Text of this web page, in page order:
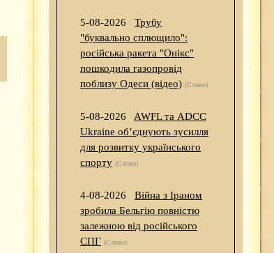
5-08-2026
Трубу
"буквально сплющило":
російська ракета "Онікс"
пошкодила газопровід
поблизу Одеси (відео) (Слово)
5-08-2026
AWFL та ADCC
Ukraine об’єднують зусилля
для розвитку українського
спорту (Слово)
4-08-2026
Війна з Іраном
зробила Бельгію повністю
залежною від російського
СПГ (Слово)